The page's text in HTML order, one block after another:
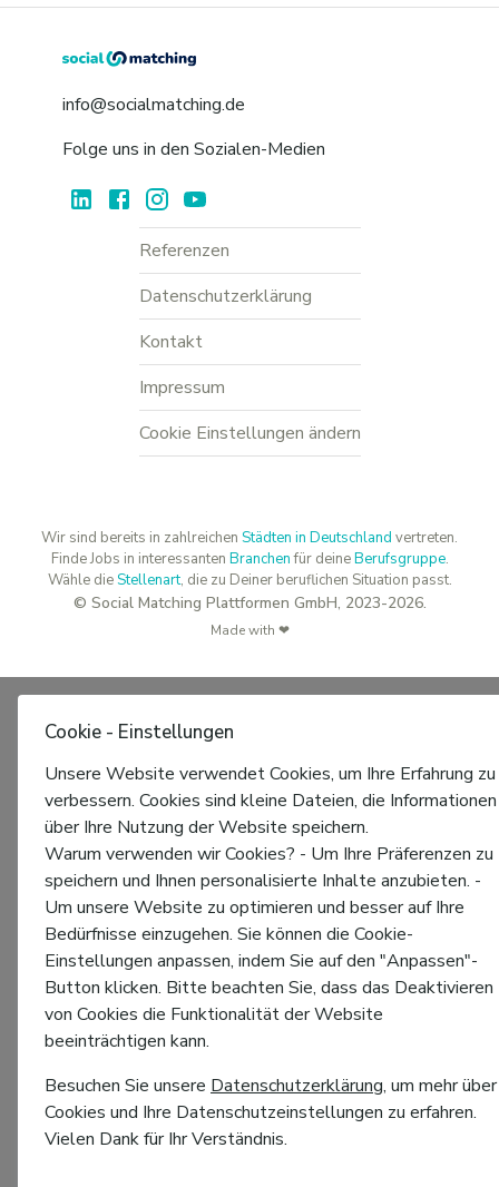
info@socialmatching.de
Folge uns in den Sozialen-Medien
Referenzen
Datenschutzerklärung
Kontakt
Impressum
Cookie Einstellungen ändern
Wir sind bereits in zahlreichen Städten in Deutschland vertreten.
Finde Jobs in interessanten Branchenfür deineBerufsgruppe.
Wähle dieStellenart, die zu Deiner beruflichen Situation passt.
© Social Matching Plattformen GmbH, 2023-2026.
Made with ❤
Cookie - Einstellungen
Unsere Website verwendet Cookies, um Ihre Erfahrung zu
verbessern. Cookies sind kleine Dateien, die Informationen
über Ihre Nutzung der Website speichern.
Warum verwenden wir Cookies? - Um Ihre Präferenzen zu
speichern und Ihnen personalisierte Inhalte anzubieten. -
Um unsere Website zu optimieren und besser auf Ihre
Bedürfnisse einzugehen. Sie können die Cookie-
Einstellungen anpassen, indem Sie auf den "Anpassen"-
Button klicken. Bitte beachten Sie, dass das Deaktivieren
von Cookies die Funktionalität der Website
beeinträchtigen kann.
Besuchen Sie unsere Datenschutzerklärung, um mehr über
Cookies und Ihre Datenschutzeinstellungen zu erfahren.
Vielen Dank für Ihr Verständnis.